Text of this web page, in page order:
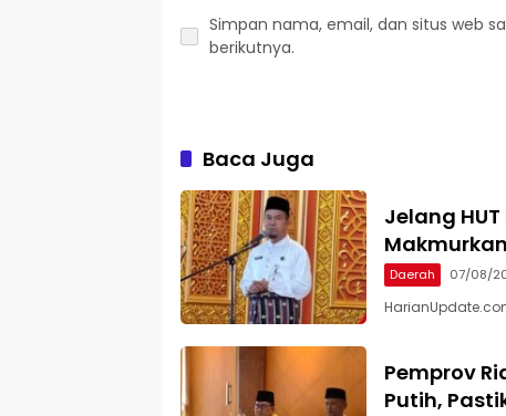
Simpan nama, email, dan situs web
berikutnya.
Baca Juga
Jelang
Daerah 07/08/
Pemprov
Putih,